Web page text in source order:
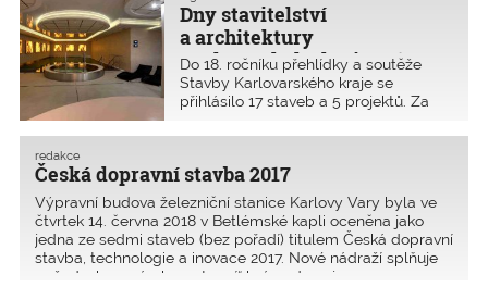
Brno: 4473).
Dny stavitelství
a architektury
Karlovarského kraje 2018
Do 18. ročníku přehlídky a soutěže
Stavby Karlovarského kraje se
přihlásilo 17 staveb a 5 projektů. Za
představila 469 nových a někdy
a projektů.
Česká dopravní stavba 2017
redakce
Výpravní budova železniční stanice Karlovy Vary byla ve
čtvrtek 14. června 2018 v Betlémské kapli oceněna jako
jedna ze sedmi staveb (bez pořadí) titulem Česká dopravní
stavba, technologie a inovace 2017. Nové nádraží splňuje
požadavky a nároky „vstupní“ brány do nej